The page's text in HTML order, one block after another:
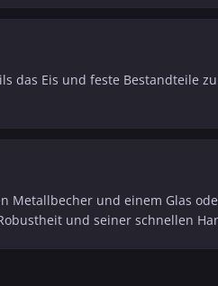
das Eis und feste Bestandteile
Metallbecher und einem Glas
und seiner schnellen